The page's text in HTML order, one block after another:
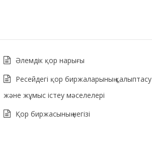
Әлемдік қор нарығы
Ресейдегі қор биржаларының қалыптасу
және жұмыс істеу мәселелері
Қор биржасының негізі